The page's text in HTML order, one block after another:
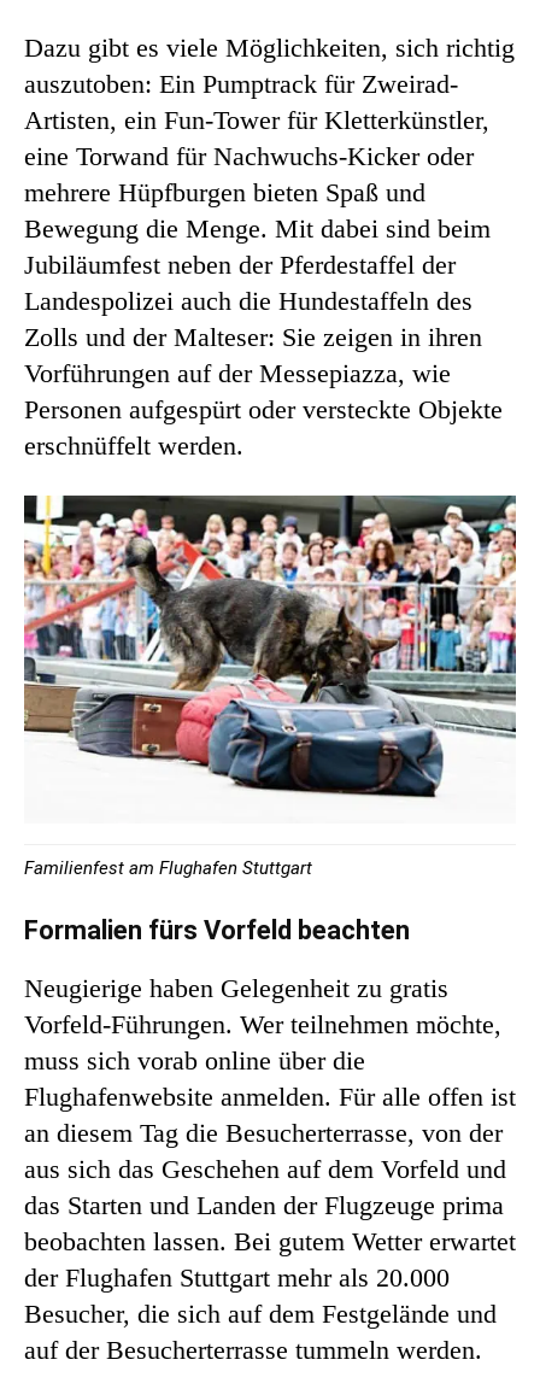
Dazu gibt es viele Möglichkeiten, sich richtig
auszutoben: Ein Pumptrack für Zweirad-
Artisten, ein Fun-Tower für Kletterkünstler,
eine Torwand für Nachwuchs-Kicker oder
mehrere Hüpfburgen bieten Spaß und
Bewegung die Menge. Mit dabei sind beim
Jubiläumfest neben der Pferdestaffel der
Landespolizei auch die Hundestaffeln des
Zolls und der Malteser: Sie zeigen in ihren
Vorführungen auf der Messepiazza, wie
Personen aufgespürt oder versteckte Objekte
erschnüffelt werden.
Familienfest am Flughafen Stuttgart
Formalien fürs Vorfeld beachten
Neugierige haben Gelegenheit zu gratis
Vorfeld-Führungen. Wer teilnehmen möchte,
muss sich vorab online über die
Flughafenwebsite anmelden. Für alle offen ist
an diesem Tag die Besucherterrasse, von der
aus sich das Geschehen auf dem Vorfeld und
das Starten und Landen der Flugzeuge prima
beobachten lassen. Bei gutem Wetter erwartet
der Flughafen Stuttgart mehr als 20.000
Besucher, die sich auf dem Festgelände und
auf der Besucherterrasse tummeln werden.